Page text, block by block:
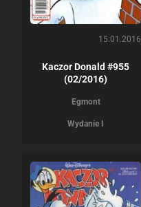
15.01.2016
Kaczor Donald #955
(02/2016)
Egmont
Wydanie I